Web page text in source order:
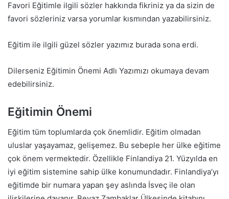
Favori Eğitimle ilgili sözler hakkında fikriniz ya da sizin de
favori sözleriniz varsa yorumlar kısmından yazabilirsiniz.
Eğitim ile ilgili güzel sözler yazımız burada sona erdi.
Dilerseniz Eğitimin Önemi Adlı Yazımızı okumaya devam
edebilirsiniz.
Eğitimin Önemi
Eğitim tüm toplumlarda çok önemlidir. Eğitim olmadan
uluslar yaşayamaz, gelişemez. Bu sebeple her ülke eğitime
çok önem vermektedir. Özellikle Finlandiya 21. Yüzyılda en
iyi eğitim sistemine sahip ülke konumundadır. Finlandiya’yı
eğitimde bir numara yapan şey aslında İsveç ile olan